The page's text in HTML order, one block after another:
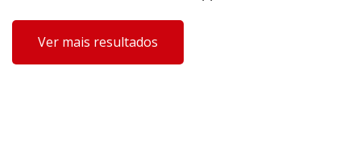
Ver mais resultados